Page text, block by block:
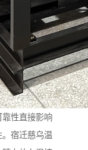
性直接影响
宿迁慈乌温